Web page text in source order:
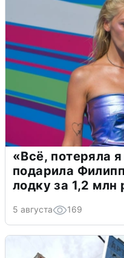
«Всё, потеряла
подарила
лодку за 1,2 млн
5 августа 169